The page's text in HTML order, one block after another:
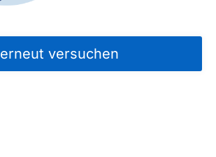
erneut versuchen